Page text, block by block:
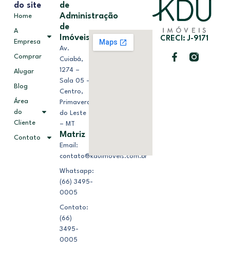
CRECI: J-9171
do site
Home
A
Empresa
Comprar
Alugar
Blog
Área
do
Cliente
Contato
de
Administração
de
Imóveis
Av.
Cuiabá,
1274 –
Sala 05 –
Centro,
Primavera
do Leste
– MT
Matriz
Email:
contato@kduimoveis.com.br
Whatsapp:
(66) 3495-
0005
Contato:
(66)
3495-
0005